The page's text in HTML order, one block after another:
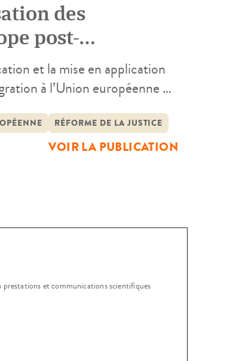
des
post-
et la mise en application
à l’Union européenne –
qu’au développement de
RÉFORME DE LA JUSTICE
VOIR LA PUBLICATION
prestations et communications scientifiques